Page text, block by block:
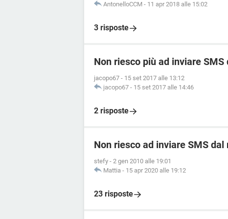
AntonelloCCM - 11 apr 2018 alle 15:02
3 risposte
Non riesco più ad inviare
jacopo67 - 15 set 2017 alle 13:12
jacopo67 - 15 set 2017 alle 14:46
2 risposte
Non riesco ad inviare SMS
stefy - 2 gen 2010 alle 19:01
Mattia - 15 apr 2020 alle 19:12
23 risposte